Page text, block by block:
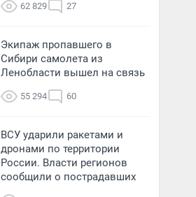
62 829 27
Экипаж пропавшего в
Сибири самолета из
Ленобласти вышел на связь
55 294 60
ВСУ ударили ракетами и
дронами по территории
России. Власти регионов
сообщили о пострадавших